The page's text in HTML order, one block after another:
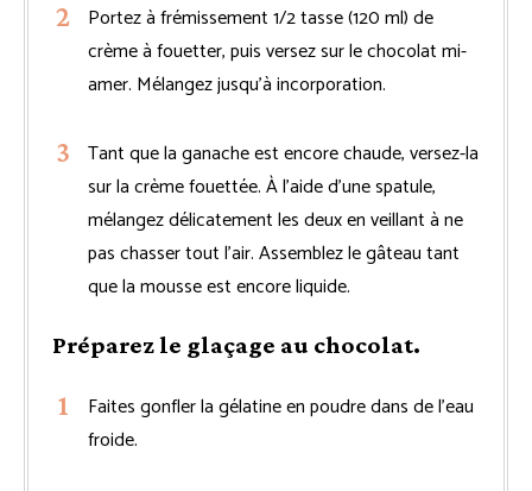
Portez à frémissement 1/2 tasse (120 ml) de
crème à fouetter, puis versez sur le chocolat mi-
amer. Mélangez jusqu’à incorporation.
Tant que la ganache est encore chaude, versez-la
sur la crème fouettée. À l’aide d’une spatule,
mélangez délicatement les deux en veillant à ne
pas chasser tout l’air. Assemblez le gâteau tant
que la mousse est encore liquide.
Préparez le glaçage au chocolat.
Faites gonfler la gélatine en poudre dans de l’eau
froide.